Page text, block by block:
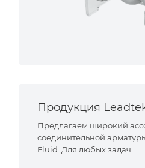
Продукция
Предлагаем широкий
соединительной
Fluid. Для любых задач.